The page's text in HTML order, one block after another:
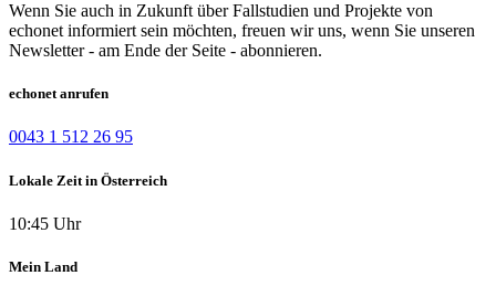
Wenn Sie auch in Zukunft über Fallstudien und Projekte von
echonet informiert sein möchten, freuen wir uns, wenn Sie unseren
Newsletter - am Ende der Seite - abonnieren.
echonet anrufen
0043 1 512 26 95
Lokale Zeit in Österreich
10:45 Uhr
Mein Land